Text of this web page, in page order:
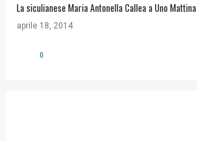
La siculianese Maria Antonella Callea a Uno Mattina
aprile 18, 2014
0